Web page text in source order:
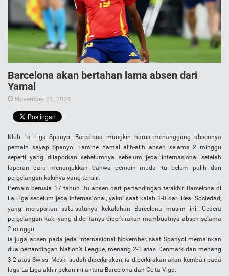
Barcelona akan bertahan lama absen dari
Yamal
November 21, 2024
Klub La Liga Spanyol Barcelona mungkin harus menanggung absennya
pemain sayap Spanyol Lamine Yamal alih-alih absen selama 2 minggu
seperti yang dilaporkan sebelumnya sebelum jeda internasional setelah
laporan baru menunjukkan bahwa pemain muda itu belum pulih dari
pergelangan kakinya yang terkilir.
Pemain berusia 17 tahun itu absen dari pertandingan terakhir Barcelona di
La Liga sebelum jeda internasional, yakni saat kalah 1-0 dari Real Sociedad,
yang merupakan satu-satunya kekalahan Barcelona musim ini. Cedera
pergelangan kaki yang dideritanya diperkirakan membuatnya absen selama
2 minggu.
Ia juga absen pada jeda internasional November, saat Spanyol memainkan
dua pertandingan Nation’s League, menang 2-1 atas Denmark dan menang
3-2 atas Swiss. Meski sudah diperkirakan, ia diperkirakan akan kembali pada
laga La Liga akhir pekan ini antara Barcelona dan Celta Vigo.